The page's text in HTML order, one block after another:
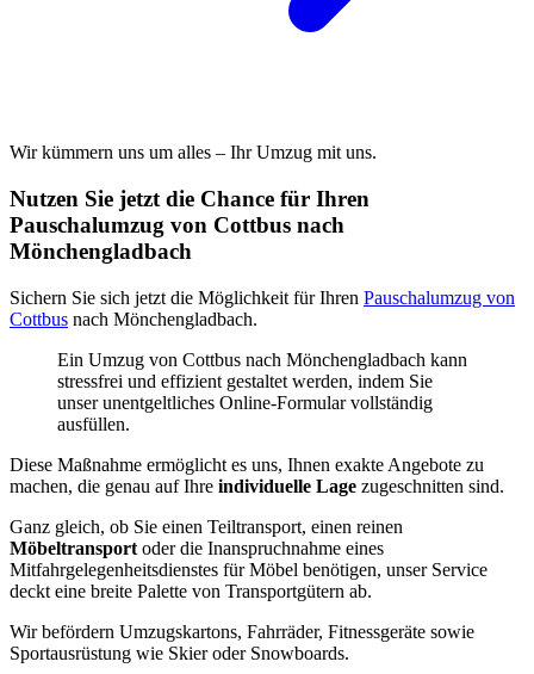
Wir kümmern uns um alles – Ihr Umzug mit uns.
Nutzen Sie jetzt die Chance für Ihren
Pauschalumzug von Cottbus nach
Mönchengladbach
Sichern Sie sich jetzt die Möglichkeit für Ihren Pauschalumzug von
Cottbus nach Mönchengladbach.
Ein Umzug von Cottbus nach Mönchengladbach kann
stressfrei und effizient gestaltet werden, indem Sie
unser unentgeltliches Online-Formular vollständig
ausfüllen.
Diese Maßnahme ermöglicht es uns, Ihnen exakte Angebote zu
machen, die genau auf Ihre individuelle Lage zugeschnitten sind.
Ganz gleich, ob Sie einen Teiltransport, einen reinen
Möbeltransport oder die Inanspruchnahme eines
Mitfahrgelegenheitsdienstes für Möbel benötigen, unser Service
deckt eine breite Palette von Transportgütern ab.
Wir befördern Umzugskartons, Fahrräder, Fitnessgeräte sowie
Sportausrüstung wie Skier oder Snowboards.